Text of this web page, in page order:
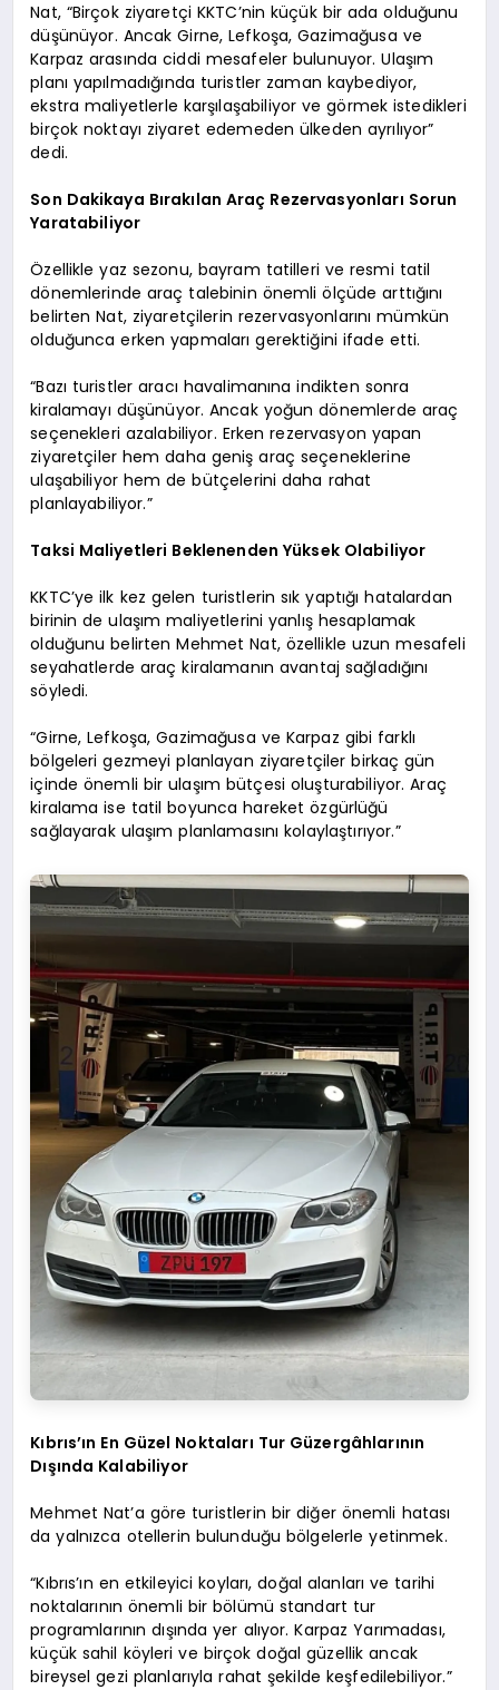
Nat, “Birçok ziyaretçi KKTC’nin küçük bir ada olduğunu
düşünüyor. Ancak Girne, Lefkoşa, Gazimağusa ve
Karpaz arasında ciddi mesafeler bulunuyor. Ulaşım
planı yapılmadığında turistler zaman kaybediyor,
ekstra maliyetlerle karşılaşabiliyor ve görmek istedikleri
birçok noktayı ziyaret edemeden ülkeden ayrılıyor”
dedi.
Son Dakikaya Bırakılan Araç Rezervasyonları Sorun
Yaratabiliyor
Özellikle yaz sezonu, bayram tatilleri ve resmi tatil
dönemlerinde araç talebinin önemli ölçüde arttığını
belirten Nat, ziyaretçilerin rezervasyonlarını mümkün
olduğunca erken yapmaları gerektiğini ifade etti.
“Bazı turistler aracı havalimanına indikten sonra
kiralamayı düşünüyor. Ancak yoğun dönemlerde araç
seçenekleri azalabiliyor. Erken rezervasyon yapan
ziyaretçiler hem daha geniş araç seçeneklerine
ulaşabiliyor hem de bütçelerini daha rahat
planlayabiliyor.”
Taksi Maliyetleri Beklenenden Yüksek Olabiliyor
KKTC’ye ilk kez gelen turistlerin sık yaptığı hatalardan
birinin de ulaşım maliyetlerini yanlış hesaplamak
olduğunu belirten Mehmet Nat, özellikle uzun mesafeli
seyahatlerde araç kiralamanın avantaj sağladığını
söyledi.
“Girne, Lefkoşa, Gazimağusa ve Karpaz gibi farklı
bölgeleri gezmeyi planlayan ziyaretçiler birkaç gün
içinde önemli bir ulaşım bütçesi oluşturabiliyor. Araç
kiralama ise tatil boyunca hareket özgürlüğü
sağlayarak ulaşım planlamasını kolaylaştırıyor.”
Kıbrıs’ın En Güzel Noktaları Tur Güzergâhlarının
Dışında Kalabiliyor
Mehmet Nat’a göre turistlerin bir diğer önemli hatası
da yalnızca otellerin bulunduğu bölgelerle yetinmek.
“Kıbrıs’ın en etkileyici koyları, doğal alanları ve tarihi
noktalarının önemli bir bölümü standart tur
programlarının dışında yer alıyor. Karpaz Yarımadası,
küçük sahil köyleri ve birçok doğal güzellik ancak
bireysel gezi planlarıyla rahat şekilde keşfedilebiliyor.”